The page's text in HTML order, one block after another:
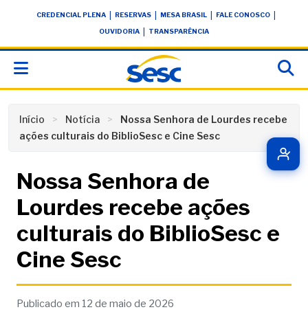
conteúdoCREDENCIAL PLENA RESERVAS MESA BRASIL FALE CONOSCO
OUVIDORIA TRANSPARÊNCIA
Início Notícia
Nossa Senhora de Lourdes recebe
ações culturais do BiblioSesc e Cine Sesc
Nossa Senhora de
Lourdes recebe ações
culturais do BiblioSesc e
Cine Sesc
Publicado em 12 de maio de 2026